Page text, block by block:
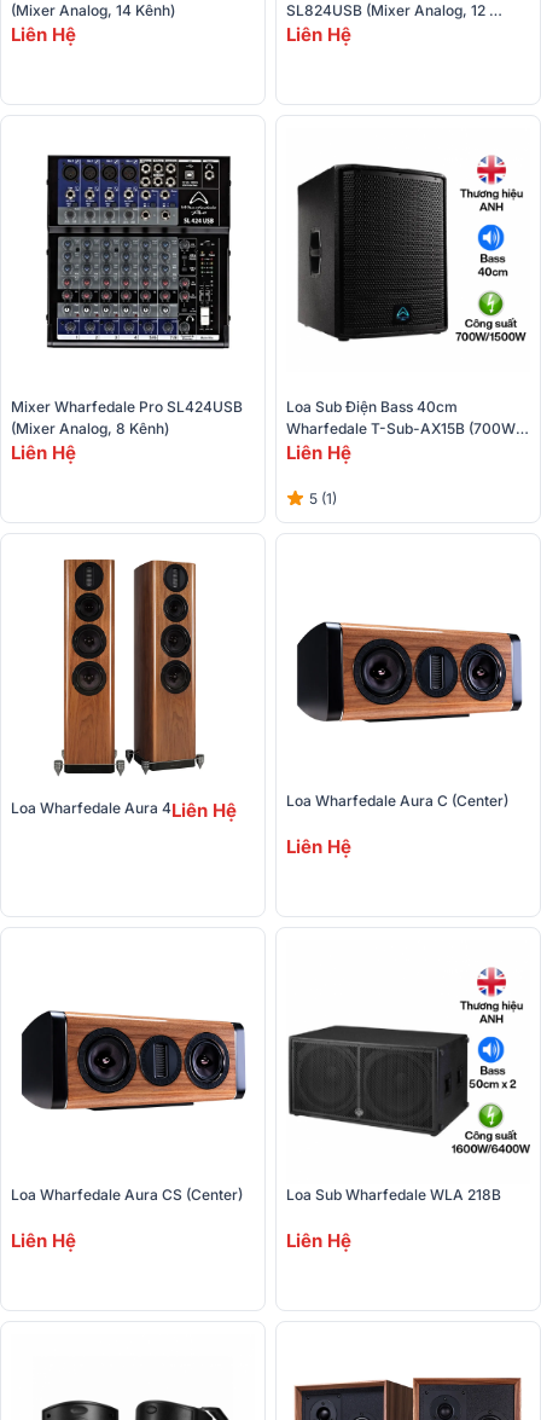
(Mixer Analog, 14 Kênh)
Liên Hệ
SL824USB (Mixer Analog, 12
Liên Hệ
Mixer Wharfedale Pro SL424USB
(Mixer Analog, 8 Kênh)
Liên Hệ
Loa Sub Điện Bass 40cm
Wharfedale T-Sub-AX15B (700W-
1500W)
Liên Hệ
5 (1)
Loa Wharfedale Aura 4Liên Hệ Loa Wharfedale Aura C (Center)
Liên Hệ
Loa Wharfedale Aura CS (Center)
Liên Hệ
Loa Sub Wharfedale WLA 218B
Liên Hệ